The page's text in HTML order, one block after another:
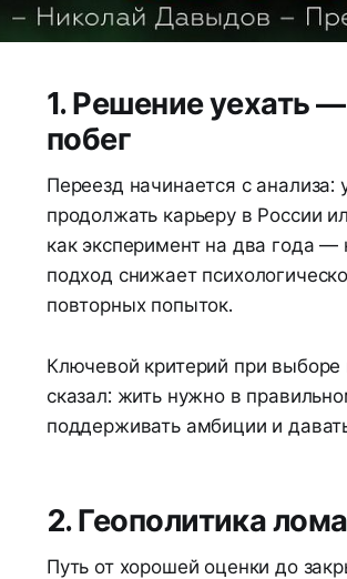
1. Решение уехать
побег
Переезд начинается с
продолжать карьеру в России
как эксперимент на два года —
подход снижает
повторных попыток.
Ключевой критерий при
сказал: жить нужно в
поддерживать амбиции и
2. Геополитика
Путь от хорошей оценки до